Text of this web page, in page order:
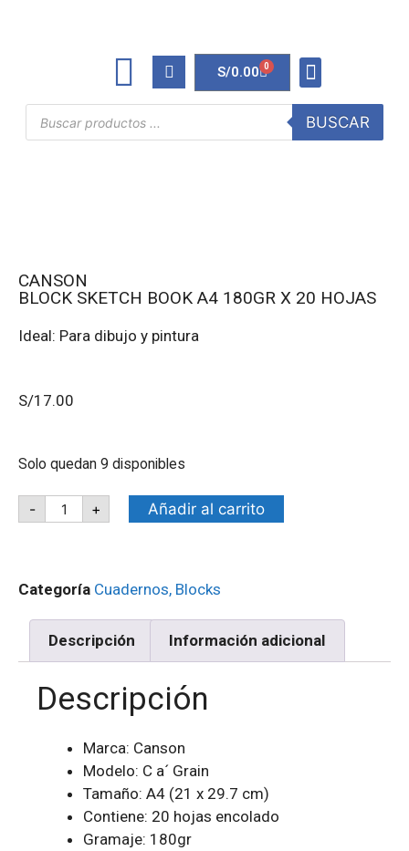
S/0.00 0
BUSCAR
CANSON
BLOCK SKETCH BOOK A4 180GR X 20 HOJAS
Ideal: Para dibujo y pintura
S/17.00
Solo quedan 9 disponibles
- + Añadir al carrito
Categoría Cuadernos, Blocks
Descripción Información adicional
Descripción
Marca: Canson
Modelo: C a´ Grain
Tamaño: A4 (21 x 29.7 cm)
Contiene: 20 hojas encolado
Gramaje: 180gr